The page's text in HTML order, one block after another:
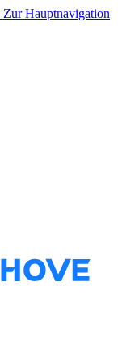
Zur Hauptnavigation